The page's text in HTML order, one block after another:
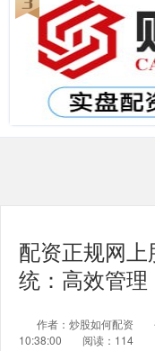
配资正规网
统：高效管
作者：炒股如何配资
10:38:00
阅读：114